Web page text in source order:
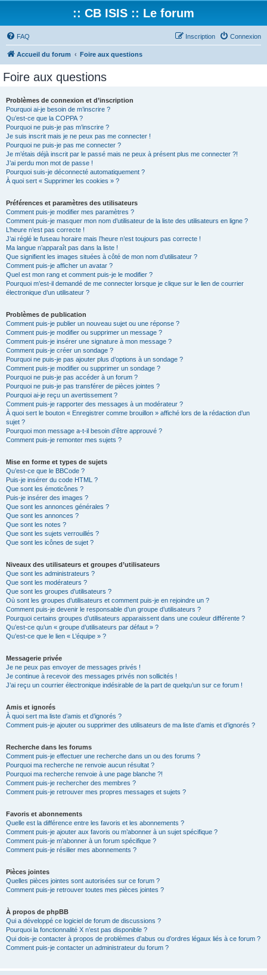
:: CB ISIS :: Le forum
FAQ Connexion
Inscription
Accueil du forum Foire aux questions
Foire aux questions
Problèmes de connexion et d’inscription
Pourquoi ai-je besoin de m’inscrire ?
Qu’est-ce que la COPPA ?
Pourquoi ne puis-je pas m’inscrire ?
Je suis inscrit mais je ne peux pas me connecter !
Pourquoi ne puis-je pas me connecter ?
Je m’étais déjà inscrit par le passé mais ne peux à présent plus me connecter ?!
J’ai perdu mon mot de passe !
Pourquoi suis-je déconnecté automatiquement ?
À quoi sert « Supprimer les cookies » ?
Préférences et paramètres des utilisateurs
Comment puis-je modifier mes paramètres ?
Comment puis-je masquer mon nom d’utilisateur de la liste des utilisateurs en ligne ?
L’heure n’est pas correcte !
J’ai réglé le fuseau horaire mais l’heure n’est toujours pas correcte !
Ma langue n’apparaît pas dans la liste !
Que signifient les images situées à côté de mon nom d’utilisateur ?
Comment puis-je afficher un avatar ?
Quel est mon rang et comment puis-je le modifier ?
Pourquoi m’est-il demandé de me connecter lorsque je clique sur le lien de courrier
électronique d’un utilisateur ?
Problèmes de publication
Comment puis-je publier un nouveau sujet ou une réponse ?
Comment puis-je modifier ou supprimer un message ?
Comment puis-je insérer une signature à mon message ?
Comment puis-je créer un sondage ?
Pourquoi ne puis-je pas ajouter plus d’options à un sondage ?
Comment puis-je modifier ou supprimer un sondage ?
Pourquoi ne puis-je pas accéder à un forum ?
Pourquoi ne puis-je pas transférer de pièces jointes ?
Pourquoi ai-je reçu un avertissement ?
Comment puis-je rapporter des messages à un modérateur ?
À quoi sert le bouton « Enregistrer comme brouillon » affiché lors de la rédaction d’un
sujet ?
Pourquoi mon message a-t-il besoin d’être approuvé ?
Comment puis-je remonter mes sujets ?
Mise en forme et types de sujets
Qu’est-ce que le BBCode ?
Puis-je insérer du code HTML ?
Que sont les émoticônes ?
Puis-je insérer des images ?
Que sont les annonces générales ?
Que sont les annonces ?
Que sont les notes ?
Que sont les sujets verrouillés ?
Que sont les icônes de sujet ?
Niveaux des utilisateurs et groupes d’utilisateurs
Que sont les administrateurs ?
Que sont les modérateurs ?
Que sont les groupes d’utilisateurs ?
Où sont les groupes d’utilisateurs et comment puis-je en rejoindre un ?
Comment puis-je devenir le responsable d’un groupe d’utilisateurs ?
Pourquoi certains groupes d’utilisateurs apparaissent dans une couleur différente ?
Qu’est-ce qu’un « groupe d’utilisateurs par défaut » ?
Qu’est-ce que le lien « L’équipe » ?
Messagerie privée
Je ne peux pas envoyer de messages privés !
Je continue à recevoir des messages privés non sollicités !
J’ai reçu un courrier électronique indésirable de la part de quelqu’un sur ce forum !
Amis et ignorés
À quoi sert ma liste d’amis et d’ignorés ?
Comment puis-je ajouter ou supprimer des utilisateurs de ma liste d’amis et d’ignorés ?
Recherche dans les forums
Comment puis-je effectuer une recherche dans un ou des forums ?
Pourquoi ma recherche ne renvoie aucun résultat ?
Pourquoi ma recherche renvoie à une page blanche ?!
Comment puis-je rechercher des membres ?
Comment puis-je retrouver mes propres messages et sujets ?
Favoris et abonnements
Quelle est la différence entre les favoris et les abonnements ?
Comment puis-je ajouter aux favoris ou m’abonner à un sujet spécifique ?
Comment puis-je m’abonner à un forum spécifique ?
Comment puis-je résilier mes abonnements ?
Pièces jointes
Quelles pièces jointes sont autorisées sur ce forum ?
Comment puis-je retrouver toutes mes pièces jointes ?
À propos de phpBB
Qui a développé ce logiciel de forum de discussions ?
Pourquoi la fonctionnalité X n’est pas disponible ?
Qui dois-je contacter à propos de problèmes d’abus ou d’ordres légaux liés à ce forum ?
Comment puis-je contacter un administrateur du forum ?